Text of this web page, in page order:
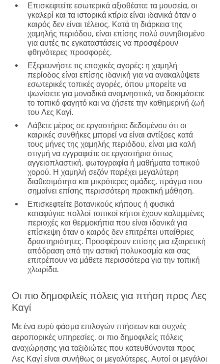
Επισκεφτείτε εσωτερικά αξιοθέατα: τα μουσεία, οι
γκαλερί και τα ιστορικά κτίρια είναι ιδανικά όταν ο
καιρός δεν είναι τέλειος. Κατά τη διάρκεια της
χαμηλής περιόδου, είναι επίσης πολύ συνηθισμένο
για αυτές τις εγκαταστάσεις να προσφέρουν
φθηνότερες προσφορές.
Εξερευνήστε τις εποχικές αγορές: η χαμηλή
περίοδος είναι επίσης ιδανική για να ανακαλύψετε
εσωτερικές τοπικές αγορές, όπου μπορείτε να
ψωνίσετε για μοναδικά αναμνηστικά, να δοκιμάσετε
το τοπικό φαγητό και να ζήσετε την καθημερινή ζωή
του Λες Καγί.
Λάβετε μέρος σε εργαστήρια: δεδομένου ότι οι
καιρικές συνθήκες μπορεί να είναι αντίξοες κατά
τους μήνες της χαμηλής περιόδου, είναι μια καλή
στιγμή να εγγραφείτε σε εργαστήρια όπως
αγγειοπλαστική, φωτογραφία ή μαθήματα τοπικού
χορού. Η χαμηλή σεζόν παρέχει μεγαλύτερη
διαθεσιμότητα και μικρότερες ομάδες, πράγμα που
σημαίνει επίσης περισσότερη πρακτική μάθηση.
Επισκεφτείτε βοτανικούς κήπους ή φυσικά
καταφύγια: πολλοί τοπικοί κήποι έχουν καλυμμένες
περιοχές και θερμοκήπια που είναι ιδανικά για
επίσκεψη όταν ο καιρός δεν επιτρέπει υπαίθριες
δραστηριότητες. Προσφέρουν επίσης μια εξαιρετική
απόδραση από την αστική πολυκοσμία και σας
επιτρέπουν να μάθετε περισσότερα για την τοπική
χλωρίδα.
Οι πιο δημοφιλείς πόλεις για πτήση προς Λες
Καγί
Με ένα ευρύ φάσμα επιλογών πτήσεων και συχνές
αεροπορικές υπηρεσίες, οι πιο δημοφιλείς πόλεις
αναχώρησης για ταξιδιώτες που κατευθύνονται προς
Λες Καγί είναι συνήθως οι μεγαλύτερες. Αυτοί οι μεγάλοι